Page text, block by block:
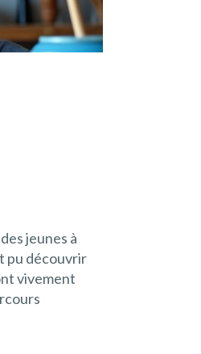
jeunes à
pu découvrir
vivement